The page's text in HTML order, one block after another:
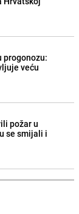
progonozu:
veću
požar u
se smijali i